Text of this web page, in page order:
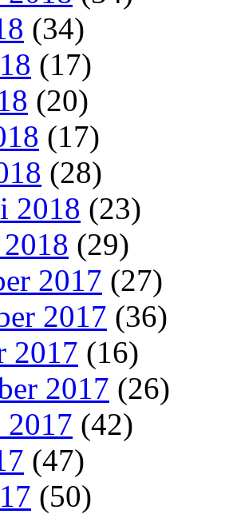
(34)
(17)
(20)
(17)
(28)
2018 (23)
(29)
2017 (27)
2017 (36)
2017 (16)
2017 (26)
2017 (42)
(47)
(50)